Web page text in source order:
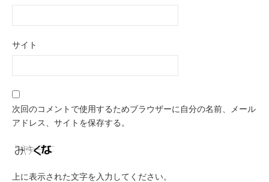
サイト
次回のコメントで使用するためブラウザーに自分の名前、メール
アドレス、サイトを保存する。
上に表示された文字を入力してください。